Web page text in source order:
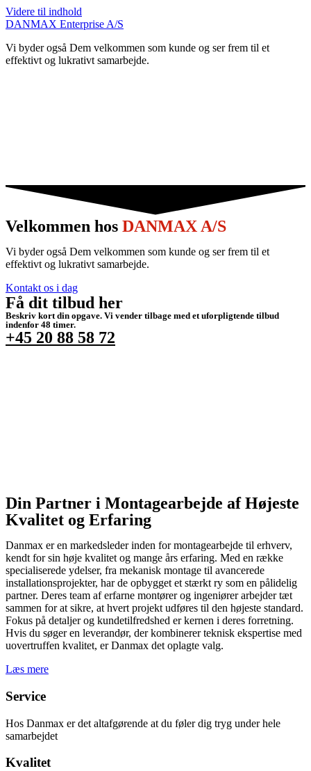
Videre til indhold
DANMAX Enterprise A/S
Vi byder også Dem velkommen som kunde og ser frem til et
effektivt og lukrativt samarbejde.
Velkommen hos DANMAX A/S
Vi byder også Dem velkommen som kunde og ser frem til et
effektivt og lukrativt samarbejde.
Kontakt os i dag
Få dit tilbud her
Beskriv kort din opgave. Vi vender tilbage med et uforpligtende tilbud
indenfor ​48 timer.
+45 20 88 58 72
Din Partner i Montagearbejde af Højeste
Kvalitet og Erfaring
Danmax er en markedsleder inden for montagearbejde til erhverv,
kendt for sin høje kvalitet og mange års erfaring. Med en række
specialiserede ydelser, fra mekanisk montage til avancerede
installationsprojekter, har de opbygget et stærkt ry som en pålidelig
partner. Deres team af erfarne montører og ingeniører arbejder tæt
sammen for at sikre, at hvert projekt udføres til den højeste standard.
Fokus på detaljer og kundetilfredshed er kernen i deres forretning.
Hvis du søger en leverandør, der kombinerer teknisk ekspertise med
uovertruffen kvalitet, er Danmax det oplagte valg.
Læs mere
Service
Hos Danmax er det altafgørende at du føler dig tryg under hele
samarbejdet
Kvalitet